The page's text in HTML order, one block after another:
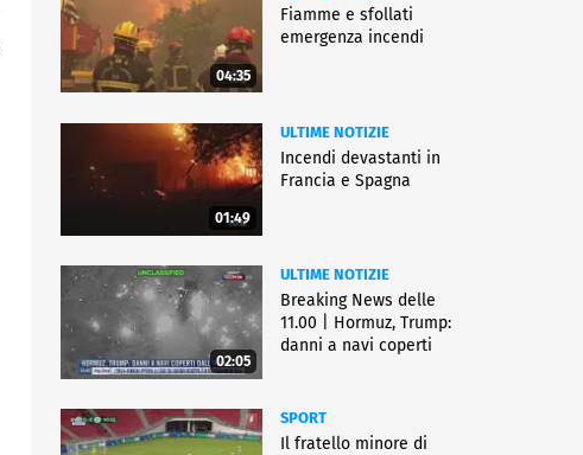
04:35
Fiamme e sfollati
emergenza incendi
01:49
ULTIME NOTIZIE
Incendi devastanti in
Francia e Spagna
02:05
ULTIME NOTIZIE
Breaking News delle
11.00 | Hormuz, Trump:
danni a navi coperti
SPORT
Il fratello minore di